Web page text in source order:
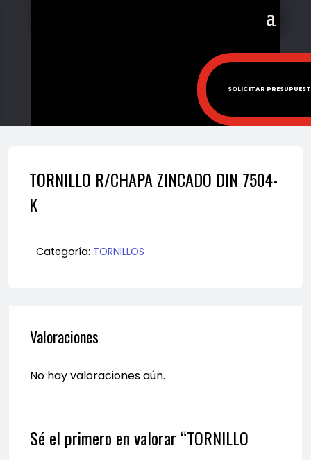
SOLICITAR
TORNILLO R/CHAPA ZINCADO DIN 7504-
K
Categoría: TORNILLOS
Valoraciones
No hay valoraciones aún.
Sé el primero en valorar “TORNILLO